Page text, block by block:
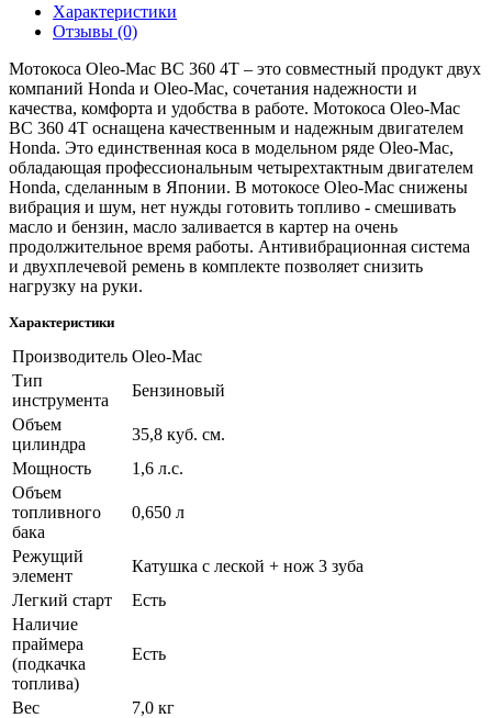
Характеристики
Отзывы (0)
Мотокоса Oleo-Mac ВС 360 4T – это совместный продукт двух
компаний Honda и Oleo-Mac, сочетания надежности и
качества, комфорта и удобства в работе. Мотокоса Oleo-Mac
ВС 360 4T оснащена качественным и надежным двигателем
Honda. Это единственная коса в модельном ряде Oleo-Mac,
обладающая профессиональным четырехтактным двигателем
Honda, сделанным в Японии. В мотокосе Oleo-Mac снижены
вибрация и шум, нет нужды готовить топливо - смешивать
масло и бензин, масло заливается в картер на очень
продолжительное время работы. Антивибрационная система
и двухплечевой ремень в комплекте позволяет снизить
нагрузку на руки.
Характеристики
Производитель Oleo-Mac
Тип
инструмента
Бензиновый
Объем
цилиндра
35,8 куб. см.
Мощность
1,6 л.с.
Объем
топливного
бака
0,650 л
Режущий
элемент
Катушка с леской + нож 3 зуба
Легкий старт
Есть
Наличие
праймера
(подкачка
топлива)
Есть
Вес 7,0 кг